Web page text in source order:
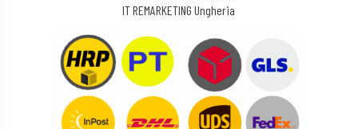
IT REMARKETING Ungheria